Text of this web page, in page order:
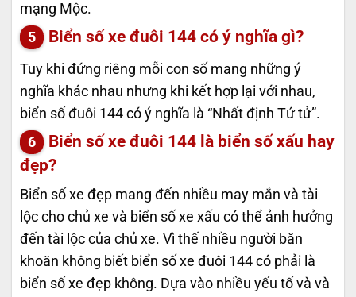
mạng Mộc.
Biển số xe đuôi 144 có ý nghĩa gì?
Tuy khi đứng riêng mỗi con số mang những ý
nghĩa khác nhau nhưng khi kết hợp lại với nhau,
biển số đuôi 144 có ý nghĩa là “Nhất định Tứ tử”.
Biển số xe đuôi 144 là biển số xấu hay
đẹp?
Biển số xe đẹp mang đến nhiều may mắn và tài
lộc cho chủ xe và biển số xe xấu có thể ảnh hưởng
đến tài lộc của chủ xe. Vì thế nhiều người băn
khoăn không biết biển số xe đuôi 144 có phải là
biển số xe đẹp không. Dựa vào nhiều yếu tố và và